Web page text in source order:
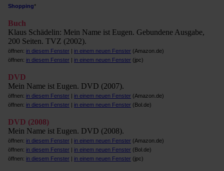
Shopping*
Buch
Klaus Schädelin: Mein Name ist Eugen. Gebundene Ausgabe,
200 Seiten. TVZ (2002).
öffnen: in diesem Fenster | in einem neuen Fenster (Amazon.de)
öffnen: in diesem Fenster | in einem neuen Fenster (jpc)
DVD
Mein Name ist Eugen. DVD (2007).
öffnen: in diesem Fenster | in einem neuen Fenster (Amazon.de)
öffnen: in diesem Fenster | in einem neuen Fenster (Bol.de)
DVD (2008)
Mein Name ist Eugen. DVD (2008).
öffnen: in diesem Fenster | in einem neuen Fenster (Amazon.de)
öffnen: in diesem Fenster | in einem neuen Fenster (Bol.de)
öffnen: in diesem Fenster | in einem neuen Fenster (jpc)